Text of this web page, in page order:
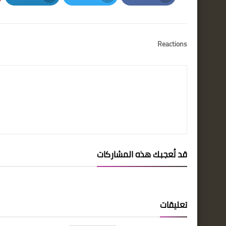
Facebook
Twitter
LinkedIn
Reactions
قد تُعجبك هذه المشاركات
تعليقات